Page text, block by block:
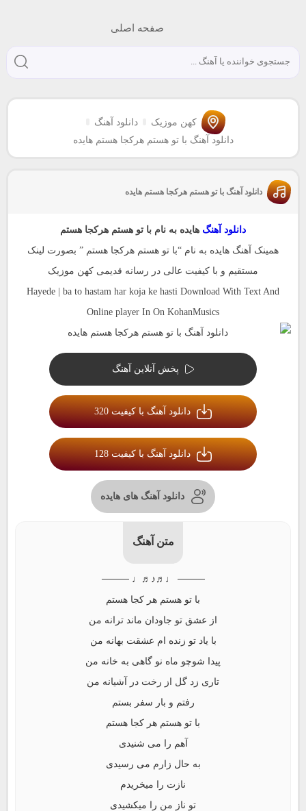
صفحه اصلی
کهن موزیک
دانلود آهنگ
دانلود آهنگ با تو هستم هرکجا هستم هایده
دانلود آهنگ با تو هستم هرکجا هستم هایده
دانلود آهنگ هایده به نام با تو هستم هرکجا هستم
همینک آهنگ هایده به نام “با تو هستم هرکجا هستم ” بصورت لینک
مستقیم و با کیفیت عالی در رسانه قدیمی کهن موزیک
Hayede | ba to hastam har koja ke hasti Download With Text And
Online player In On KohanMusics
پخش آنلاین آهنگ
دانلود آهنگ با کیفیت 320
دانلود آهنگ با کیفیت 128
دانلود آهنگ های هایده
متن آهنگ
──── ♩♬♪♬♩ ────
با تو هستم هر کجا هستم
از عشق تو جاودان ماند ترانه من
با یاد تو زنده ام عشقت بهانه من
پیدا شوچو ماه نو گاهی به خانه من
تاری زد گل از رخت در آشیانه من
رفتم و بار سفر بستم
با تو هستم هر کجا هستم
آهم را می شنیدی
به حال زارم می رسیدی
نازت را میخریدم
تو ناز من را میکشیدی